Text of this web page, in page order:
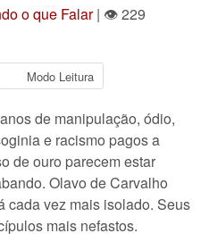
o que Falar| 👁 229
Modo Leitura
de manipulação, ódio,
e racismo pagos a
de ouro parecem estar
Olavo de Carvalho
cada vez mais isolado. Seus
mais nefastos.